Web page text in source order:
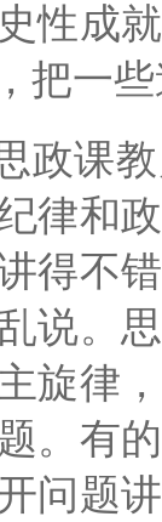
性成
把一
政课
律和
得不
说。
旋律
。有
问题